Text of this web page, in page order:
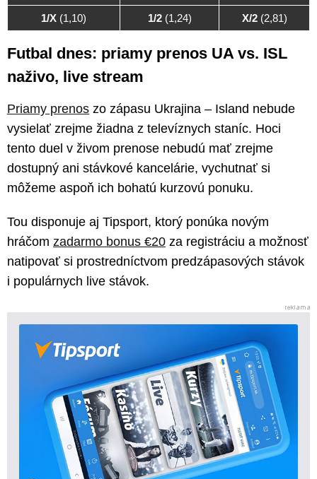
1/X (1,10) 1/2(1,24) X/2(2,81)
Futbal dnes: priamy prenos UA vs. ISL
naživo, live stream
Priamy prenos zo zápasu Ukrajina – Island nebude
vysielať zrejme žiadna z televíznych staníc. Hoci
tento duel v živom prenose nebudú mať zrejme
dostupný ani stávkové kancelárie, vychutnať si
môžeme aspoň ich bohatú kurzovú ponuku.
Tou disponuje aj Tipsport, ktorý ponúka novým
hráčom zadarmo bonus €20 za registráciu a možnosť
natipovať si prostredníctvom predzápasových stávok
i populárnych live stávok.